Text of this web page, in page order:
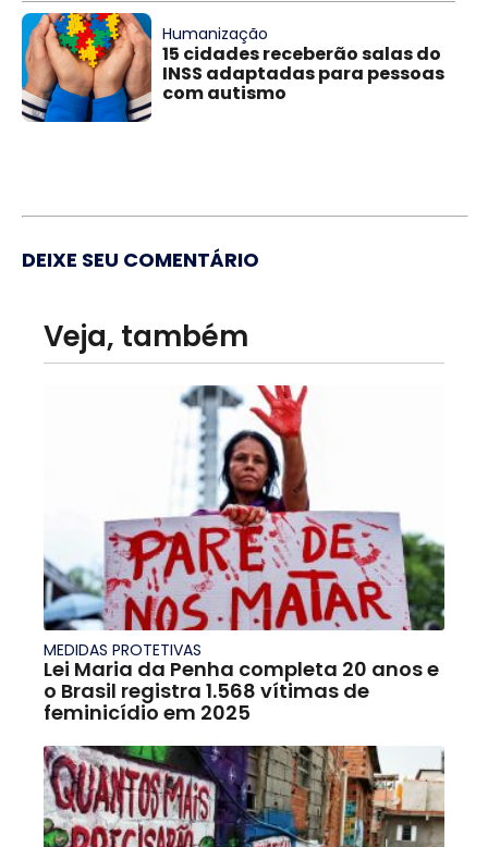
Humanização
15 cidades receberão salas do
INSS adaptadas para pessoas
com autismo
DEIXE SEU COMENTÁRIO
Veja, também
MEDIDAS PROTETIVAS
Lei Maria da Penha completa 20 anos e
o Brasil registra 1.568 vítimas de
feminicídio em 2025